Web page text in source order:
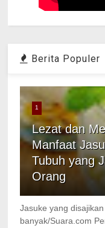
Berita Populer
1
Lezat dan
Manfaat
Tubuh yang
Orang
Jasuke yang
banyak/Suara.com